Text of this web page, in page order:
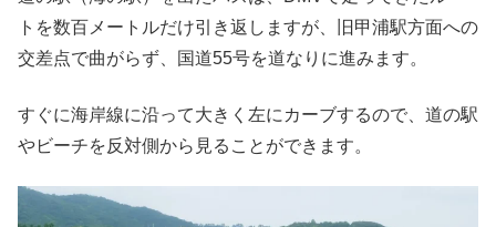
トを数百メートルだけ引き返しますが、旧甲浦駅方面への
交差点で曲がらず、国道55号を道なりに進みます。
すぐに海岸線に沿って大きく左にカーブするので、道の駅
やビーチを反対側から見ることができます。